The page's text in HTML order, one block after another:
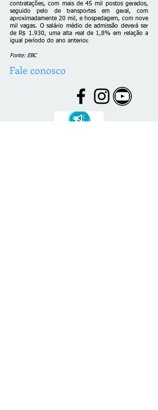
contratações, com mais de 45 mil postos gerados,
seguido pelo de transportes em geral, com
aproximadamente 20 mil, e hospedagem, com nove
mil vagas. O salário médio de admissão deverá ser
de R$ 1.930, uma alta real de 1,8% em relação a
igual período do ano anterior.
Fonte: EBC
Fale conosco